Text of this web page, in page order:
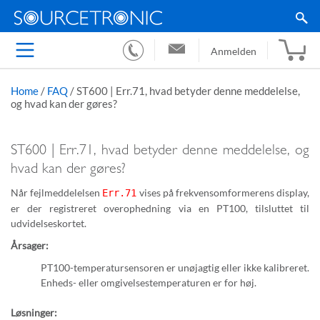
Anmelden
Home / FAQ / ST600 | Err.71, hvad betyder denne meddelelse,
og hvad kan der gøres?
ST600 | Err.71, hvad betyder denne meddelelse, og
hvad kan der gøres?
Når fejlmeddelelsen Err.71 vises på frekvensomformerens display,
er der registreret overophedning via en PT100, tilsluttet til
udvidelseskortet.
Årsager:
PT100-temperatursensoren er unøjagtig eller ikke kalibreret.
Enheds- eller omgivelsestemperaturen er for høj.
Løsninger: